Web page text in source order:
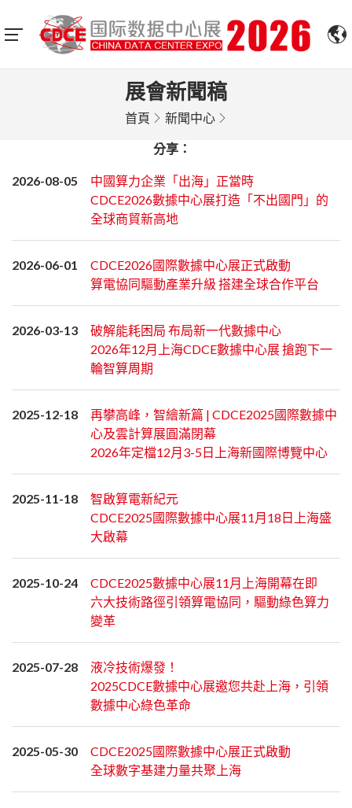
展會新聞稿
首頁 新聞中心
分享：
2026-08-05
中國算力企業「出海」正當時
CDCE2026數據中心展打造「不出國門」的
全球商貿新高地
2026-06-01
CDCE2026國際數據中心展正式啟動
算電協同驅動產業升級 搭建全球合作平台
2026-03-13
破解能耗困局 布局新一代數據中心
2026年12月上海CDCE數據中心展 搶跑下一
輪智算周期
2025-12-18
再攀高峰，智繪新篇 | CDCE2025國際數據中
心及雲計算展圓滿閉幕
2026年定檔12月3-5日上海新國際博覽中心
2025-11-18
智啟算電新紀元
CDCE2025國際數據中心展11月18日上海盛
大啟幕
2025-10-24
CDCE2025數據中心展11月上海開幕在即
六大技術路徑引領算電協同，驅動綠色算力
變革
2025-07-28
液冷技術爆發！
2025CDCE數據中心展邀您共赴上海，引領
數據中心綠色革命
2025-05-30
CDCE2025國際數據中心展正式啟動
全球數字基建力量共聚上海